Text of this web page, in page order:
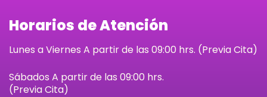
Horarios de Atención
Lunes a Viernes A partir de las 09:00 hrs. (Previa Cita)
Sábados A partir de las 09:00 hrs.
(Previa Cita)